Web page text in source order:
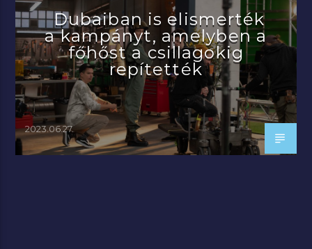
Dubaiban is elismerték
a kampányt, amelyben a
főhőst a csillagokig
repítették
2023.06.27.